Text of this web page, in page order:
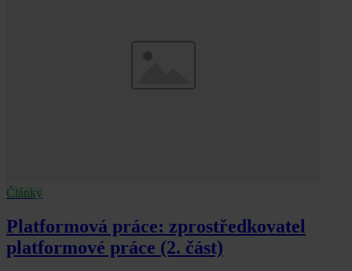
Články
Platformová práce: zprostředkovatel
platformové práce (2. část)